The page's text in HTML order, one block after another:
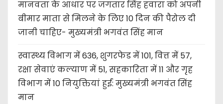
मानवता के आधार पर जगतार सिंह हवारा को अपनी
बीमार माता से मिलने के लिए 10 दिन की पैरोल दी
जानी चाहिए- मुख्यमंत्री भगवंत सिंह मान
स्वास्थ्य विभाग में 636, शुगरफेड में 101, वित्त में 57,
रक्षा सेवाएं कल्याण में 51, सहकारिता में 11 और गृह
विभाग में 10 नियुक्तियां हुईं: मुख्यमंत्री भगवंत सिंह
मान